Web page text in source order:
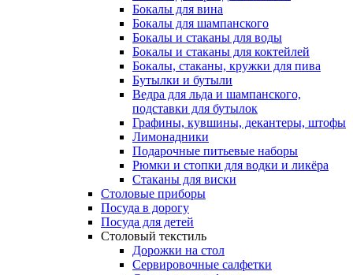
Бокалы для вина
Бокалы для шампанского
Бокалы и стаканы для воды
Бокалы и стаканы для коктейлей
Бокалы, стаканы, кружки для пива
Бутылки и бутыли
Ведра для льда и шампанского,
подставки для бутылок
Графины, кувшины, декантеры, штофы
Лимонадники
Подарочные питьевые наборы
Рюмки и стопки для водки и ликёра
Стаканы для виски
Столовые приборы
Посуда в дорогу
Посуда для детей
Столовый текстиль
Дорожки на стол
Сервировочные салфетки